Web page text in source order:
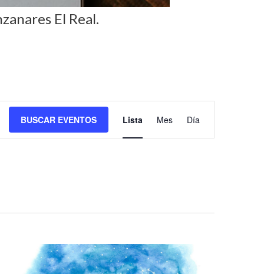
El Real.
BUSCAR EVENTOS
a
v
c
ó
n
Lista Mes Día